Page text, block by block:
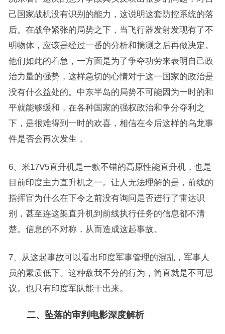
己国家战机没有识别的能力，这说明这套防控系统的落
后。在战争紧张的局势之下，当飞行器发射发现有了不
明物体，应该是经过一番的分析和揣测之后再做决定。
他们如此的着急，一方面是为了争夺功劳来表明自己政
治力量的强势，这样急切的心情对于这一国家的政治是
没有什么益处的。中东半岛的局势不可能因为一时的和
平就能够缓和，在各种国家的强权政治和争分夺利之
下，是很难得到一时的欢喜，相信在今后这样的乌龙事
件是否会再次发生，
6、米17V5直升机是一款不错的高原性能直升机，也是
目前印度主力直升机之一。让人无法理解的是，前线的
指挥官为什么在下令之前没有询问是否进行了雷达识
别，甚至连这架直升机到前线执行任务的信息都不清
楚。信息的不对称，从而造成这起事故。
7、从这起事故可以看出印度军事管理的混乱，军事人
员的素质低下。这种敌我不分的行为，简直就是不可思
议。也只有印度军队能干出来。
二、坠落的审判电影深度解析